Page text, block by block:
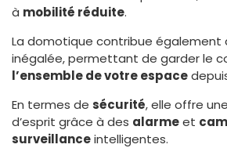
à mobilité réduite.
La domotique contribue également
inégalée, permettant de garder le
l’ensemble de votre espace
En termes de sécurité, elle offre une
d’esprit grâce à des alarmeet
surveillanceintelligentes.